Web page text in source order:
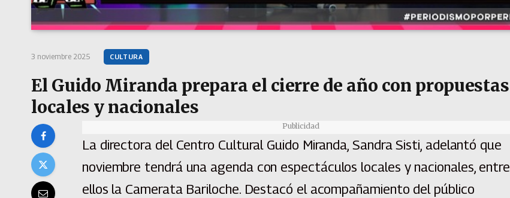
3 noviembre 2025 CULTURA
El Guido Miranda prepara el cierre de año con propuestas
locales y nacionales
Publicidad
La directora del Centro Cultural Guido Miranda, Sandra Sisti, adelantó que
noviembre tendrá una agenda con espectáculos locales y nacionales, entre
ellos la Camerata Bariloche. Destacó el acompañamiento del público